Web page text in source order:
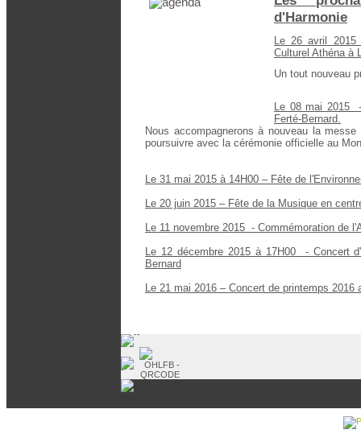
d'Harmonie
Le 26 avril 2015
Culturel Athéna à
Un tout nouveau
Le 08 mai 2015
Ferté-Bernard.
Nous accompagnerons à nouveau la
poursuivre avec la cérémonie officielle au
Le 31 mai 2015 à 14H00 – Fête de
Le 20 juin 2015 – Fête de la Musique en
Le 11 novembre 2015 - Commémoration de
Le 12 décembre 2015 à 17H00 - Concert
Bernard
Le 21 mai 2016 – Concert de printemps